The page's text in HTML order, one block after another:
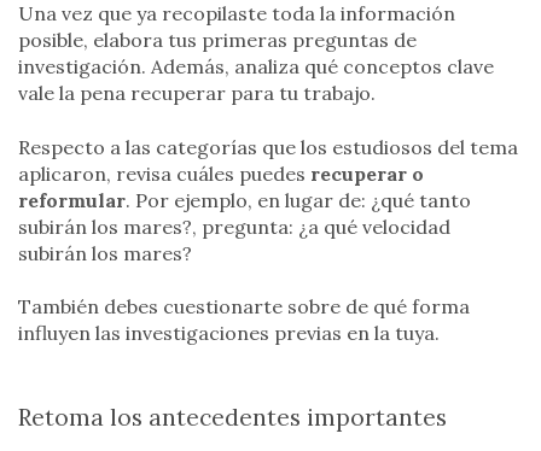
Una vez que ya recopilaste toda la información
posible, elabora tus primeras preguntas de
investigación. Además, analiza qué conceptos clave
vale la pena recuperar para tu trabajo.
Respecto a las categorías que los estudiosos del tema
aplicaron, revisa cuáles puedes recuperar o
reformular. Por ejemplo, en lugar de: ¿qué tanto
subirán los mares?, pregunta: ¿a qué velocidad
subirán los mares?
También debes cuestionarte sobre de qué forma
influyen las investigaciones previas en la tuya.
Retoma los antecedentes importantes